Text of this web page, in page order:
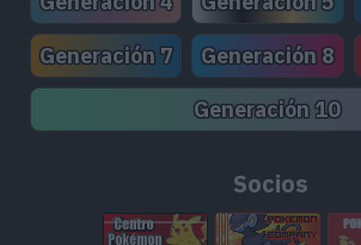
Generación 7
Generación 8
Generación 10
Socios